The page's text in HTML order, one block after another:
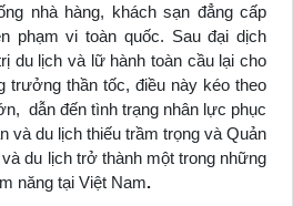
nhà hàng, khách sạn đẳng cấp
phạm vi toàn quốc. Sau đại dịch
du lịch và lữ hành toàn cầu lại cho
trưởng thần tốc, điều này kéo theo
dẫn đến tình trạng nhân lực phục
và du lịch thiếu trầm trọng và Quản
du lịch trở thành một trong những
năng tại Việt Nam.